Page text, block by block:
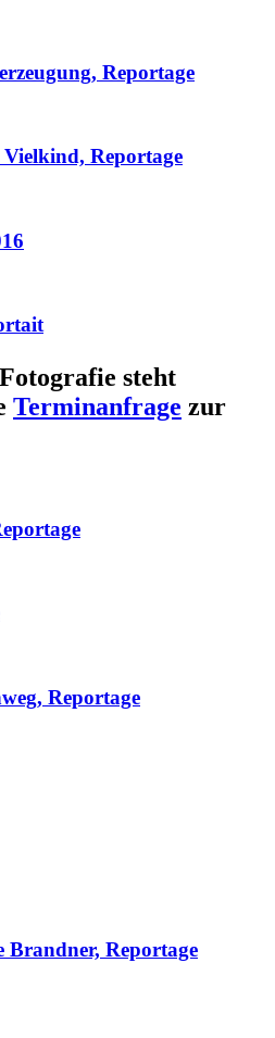
Reportage
Reportage
steht
Terminanfrage zur
Reportage
Reportage